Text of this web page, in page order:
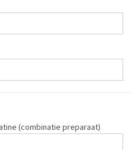
(combinatie preparaat)